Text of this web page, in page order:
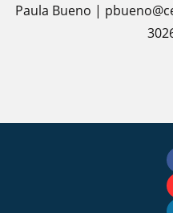
Paula Bueno |